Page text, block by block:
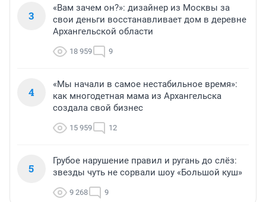
3
«Вам зачем он?»: дизайнер из Москвы за
свои деньги восстанавливает дом в деревне
Архангельской области
18 959 9
4
«Мы начали в самое нестабильное время»:
как многодетная мама из Архангельска
создала свой бизнес
15 959 12
5
Грубое нарушение правил и ругань до слёз:
звезды чуть не сорвали шоу «Большой куш»
9 268 9